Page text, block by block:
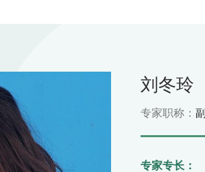
刘冬玲
专家职称：
专家专长：